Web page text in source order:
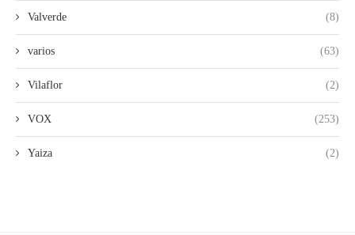
Valverde (8)
varios (63)
Vilaflor (2)
VOX (253)
Yaiza (2)